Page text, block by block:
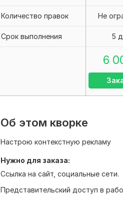
Количество правок Не
Срок выполнения 5
6
Об этом кворке
Настрою контекстную рекламу
Нужно для заказа:
Ссылка на сайт, социальные сети.
Представительский доступ в